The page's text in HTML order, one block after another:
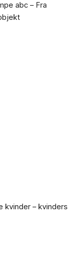
abc – Fra
kvinder – kvinders